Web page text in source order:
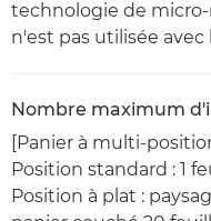
technologie de
n'est pas utilisée
Nombre maximum
[Panier à multi-
Position standard : 1
Position à plat :